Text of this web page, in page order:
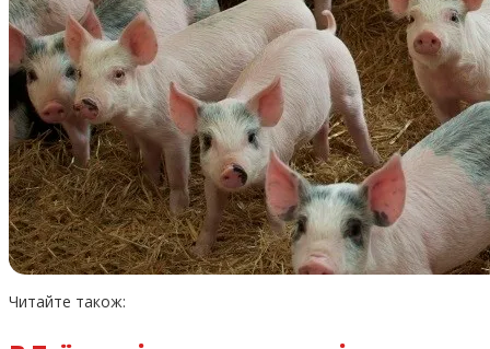
Читайте також: